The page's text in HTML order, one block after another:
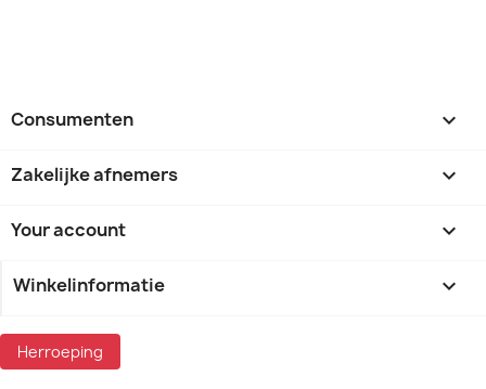
Consumenten 
Zakelijke afnemers 
Your account 
Winkelinformatie keyboard_arrow_down
Herroeping